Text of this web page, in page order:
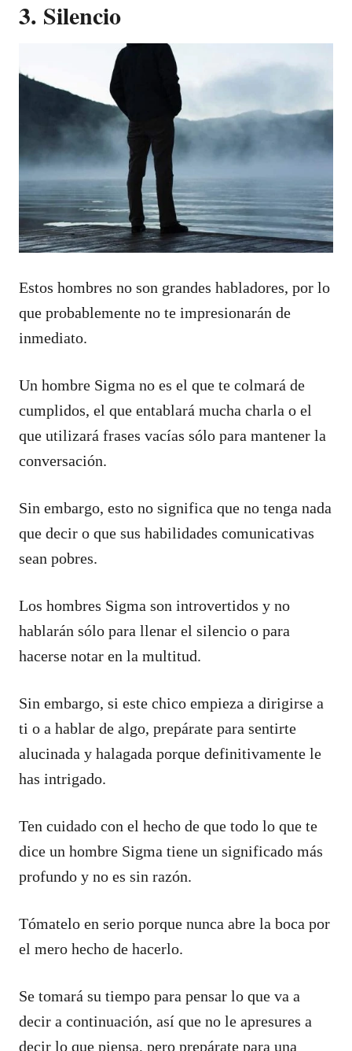
3. Silencio
Estos hombres no son grandes habladores, por lo
que probablemente no te impresionarán de
inmediato.
Un hombre Sigma no es el que te colmará de
cumplidos, el que entablará mucha charla o el
que utilizará frases vacías sólo para mantener la
conversación.
Sin embargo, esto no significa que no tenga nada
que decir o que sus habilidades comunicativas
sean pobres.
Los hombres Sigma son introvertidos y no
hablarán sólo para llenar el silencio o para
hacerse notar en la multitud.
Sin embargo, si este chico empieza a dirigirse a
ti o a hablar de algo, prepárate para sentirte
alucinada y halagada porque definitivamente le
has intrigado.
Ten cuidado con el hecho de que todo lo que te
dice un hombre Sigma tiene un significado más
profundo y no es sin razón.
Tómatelo en serio porque nunca abre la boca por
el mero hecho de hacerlo.
Se tomará su tiempo para pensar lo que va a
decir a continuación, así que no le apresures a
decir lo que piensa, pero prepárate para una